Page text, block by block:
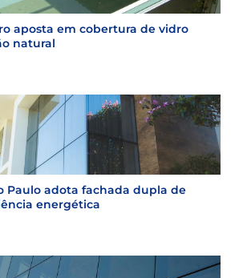
aposta em cobertura de vidro
natural
Paulo adota fachada dupla de
energética